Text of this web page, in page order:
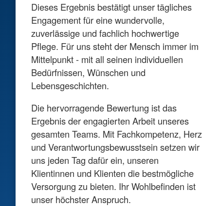
Dieses Ergebnis bestätigt unser tägliches
Engagement für eine wundervolle,
zuverlässige und fachlich hochwertige
Pflege. Für uns steht der Mensch immer im
Mittelpunkt - mit all seinen individuellen
Bedürfnissen, Wünschen und
Lebensgeschichten.
Die hervorragende Bewertung ist das
Ergebnis der engagierten Arbeit unseres
gesamten Teams. Mit Fachkompetenz, Herz
und Verantwortungsbewusstsein setzen wir
uns jeden Tag dafür ein, unseren
Klientinnen und Klienten die bestmögliche
Versorgung zu bieten. Ihr Wohlbefinden ist
unser höchster Anspruch.